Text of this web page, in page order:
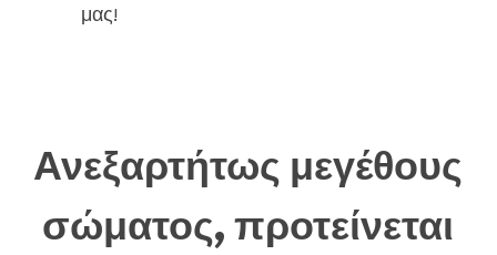
μας!
Ανεξαρτήτως μεγέθους
σώματος, προτείνεται